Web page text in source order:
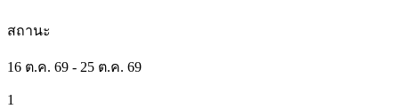
สถานะ
16 ต.ค. 69 - 25 ต.ค. 69
1